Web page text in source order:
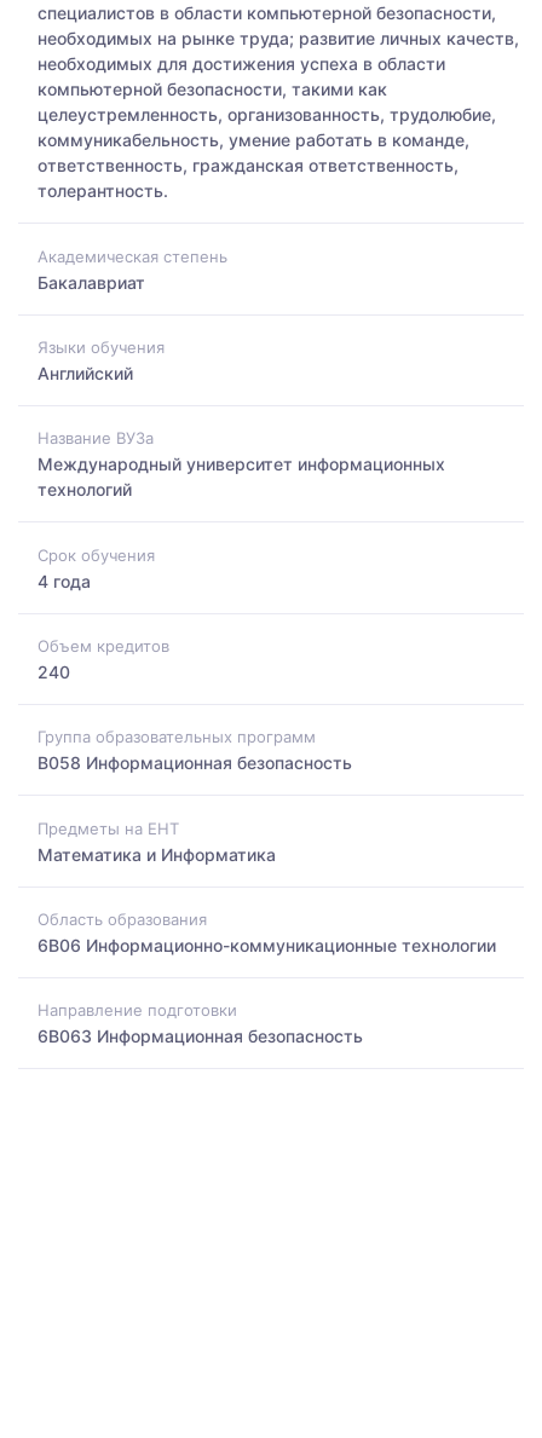
специалистов в области компьютерной безопасности,
необходимых на рынке труда; развитие личных качеств,
необходимых для достижения успеха в области
компьютерной безопасности, такими как
целеустремленность, организованность, трудолюбие,
коммуникабельность, умение работать в команде,
ответственность, гражданская ответственность,
толерантность.
Академическая степень
Бакалавриат
Языки обучения
Английский
Название ВУЗа
Международный университет информационных
технологий
Срок обучения
4 года
Объем кредитов
240
Группа образовательных программ
B058 Информационная безопасность
Предметы на ЕНТ
Математика и Информатика
Область образования
6B06 Информационно-коммуникационные технологии
Направление подготовки
6B063 Информационная безопасность